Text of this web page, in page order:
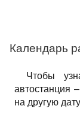
Календарь
Чтобы
автостанция
на другую